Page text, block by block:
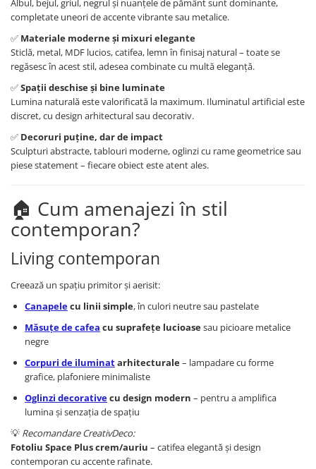
Oglinzi
Biblioteci si Rafturi
Sifoniere si Dulapuri
Vitrine
Rafturi de perete
Mobilier bar
Cuiere
Birouri
Postamente, Piedestale
Paravane de camera
Albul, bejul, griul, negrul și nuanțele de pământ sunt dominante,
completate uneori de accente vibrante sau metalice.
✅ Materiale moderne și mixuri elegante
Sticlă, metal, MDF lucios, catifea, lemn în finisaj natural – toate se
regăsesc în acest stil, adesea combinate cu multă eleganță.
✅Spații deschise și bine luminate
Lumina naturală este valorificată la maximum. Iluminatul artificial este
discret, cu design arhitectural sau decorativ.
✅ Decoruri puține, dar de impact
Sculpturi abstracte, tablouri moderne, oglinzi cu rame geometrice sau
piese statement – fiecare obiect este atent ales.
🏠 Cum amenajezi în stil
contemporan?
Living contemporan
Creează un spațiu primitor și aerisit:
Canapelecu linii simple, în culori neutre sau pastelate
Măsuțe de cafea cu suprafețe lucioasesau picioare metalice
negre
Corpuri de iluminatarhitecturale– lampadare cu forme
grafice, plafoniere minimaliste
Oglinzi decorativecu design modern – pentru a amplifica
lumina și senzația de spațiu
💡 Recomandare CreativDeco:
Fotoliu Space Plus crem/auriu – catifea elegantă și design
contemporan cu accente rafinate.